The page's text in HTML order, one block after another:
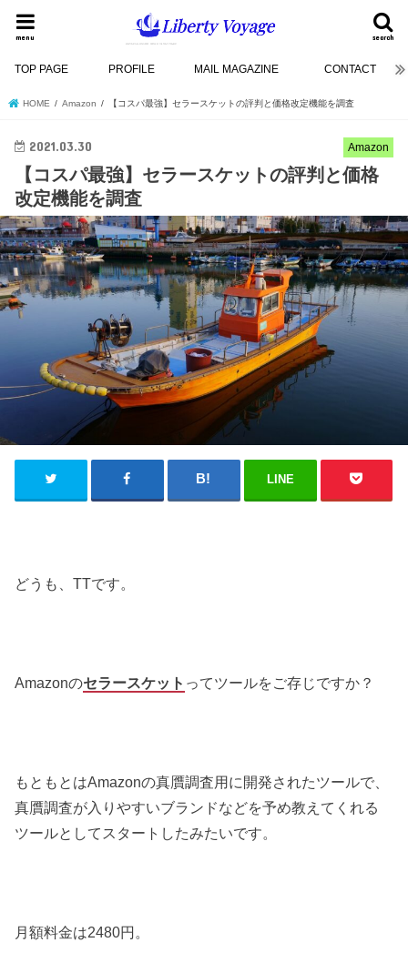
search
menu
TOP PAGE PROFILE MAIL MAGAZINE CONTACT
HOME Amazon 【コスパ最強】セラースケットの評判と価格改定機能を調査
Amazon
2021.03.30
【コスパ最強】セラースケットの評判と価格
改定機能を調査
LINE
どうも、TTです。
Amazonのセラースケット ってツールをご存じですか？
もともとはAmazonの真贋調査用に開発されたツールで、
真贋調査が入りやすいブランドなどを予め教えてくれる
ツールとしてスタートしたみたいです。
月額料金は2480円。